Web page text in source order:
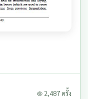
2,487 ครั้ง